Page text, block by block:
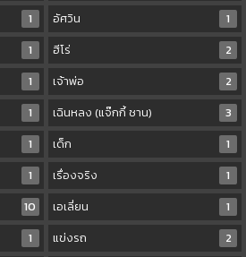
1 อัศวิน
1
1 ฮีโร่
2
1 เจ้าพ่อ
2
1 เฉินหลง (แจ๊กกี้ ชาน)
3
1 เด็ก
1
1 เรื่องจริง
1
10 เอเลี่ยน
1
1 แข่งรถ
2